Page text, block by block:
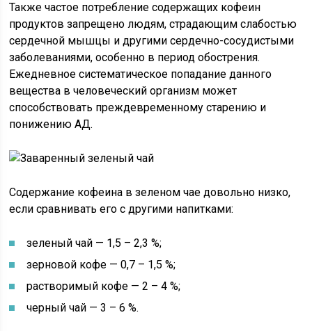
Также частое потребление содержащих кофеин
продуктов запрещено людям, страдающим слабостью
сердечной мышцы и другими сердечно-сосудистыми
заболеваниями, особенно в период обострения.
Ежедневное систематическое попадание данного
вещества в человеческий организм может
способствовать преждевременному старению и
понижению АД.
Содержание кофеина в зеленом чае довольно низко,
если сравнивать его с другими напитками:
зеленый чай — 1,5 – 2,3 %;
зерновой кофе — 0,7 – 1,5 %;
растворимый кофе — 2 – 4 %;
черный чай — 3 – 6 %.